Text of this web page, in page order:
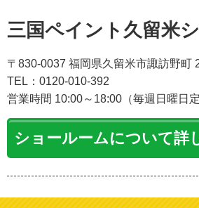
三国ペイント久留米シ
〒830-0037 福岡県久留米市諏訪野町
TEL：0120-010-392
営業時間 10:00～18:00（毎週日曜日
ショールームについて詳